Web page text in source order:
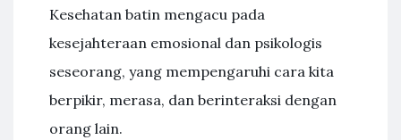
Kesehatan batin mengacu pada
kesejahteraan emosional dan psikologis
seseorang, yang mempengaruhi cara kita
berpikir, merasa, dan berinteraksi dengan
orang lain.